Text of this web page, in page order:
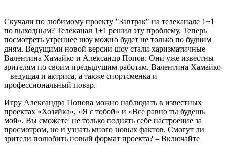
Скучали по любимому проекту "Завтрак" на телеканале 1+1
по выходным? Телеканал 1+1 решил эту проблему. Теперь
посмотреть утреннее шоу можно будет не только по будним
дням. Ведущими новой версии шоу стали харизматичные
Валентина Хамайко и Александр Попов. Они уже известны
зрителям по своим предыдущим работам. Валентина Хамайко
– ведущая и актриса, а также спортсменка и
профессиональный повар.
Игру Александра Попова можно наблюдать в известных
проектах «Хозяйка», «Я с тобой» и «Все равно ты будешь
мой». Вы сможете не только поднять себе настроение за
просмотром, но и узнать много новых фактов. Смогут ли
зрители полюбить новый формат проекта? – Включайте